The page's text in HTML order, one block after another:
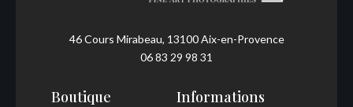
46 Cours Mirabeau, 13100 Aix-en-Provence
06 83 29 98 31
Boutique Informations